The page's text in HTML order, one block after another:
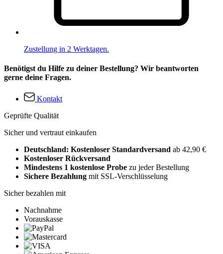
Zustellung in 2 Werktagen.
Benötigst du Hilfe zu deiner Bestellung? Wir beantworten
gerne deine Fragen.
Kontakt
Geprüfte Qualität
Sicher und vertraut einkaufen
Deutschland: Kostenloser Standardversand ab 42,90 €
Kostenloser Rückversand
Mindestens 1 kostenlose Probe zu jeder Bestellung
Sichere Bezahlung mit SSL-Verschlüsselung
Sicher bezahlen mit
Nachnahme
Vorauskasse